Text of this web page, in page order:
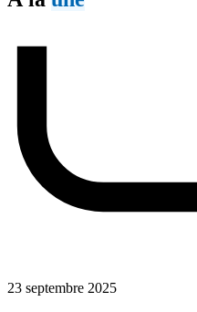
23 septembre 2025